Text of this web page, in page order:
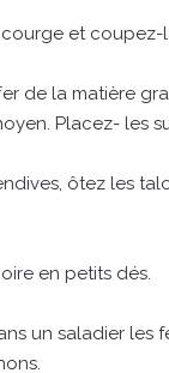
et coupez-
de la matière
Placez- les
ôtez les
en petits dés.
un saladier les